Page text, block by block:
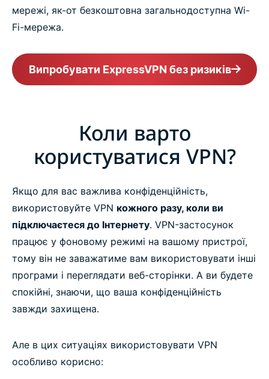
мережі, як-от безкоштовна загальнодоступна Wi-
Fi-мережа.
Випробувати ExpressVPN без ризиків
Коли варто
користуватися VPN?
Якщо для вас важлива конфіденційність,
використовуйте VPN кожного разу, коли ви
підключаєтеся до Інтернету. VPN-застосунок
працює у фоновому режимі на вашому пристрої,
тому він не заважатиме вам використовувати інші
програми і переглядати веб-сторінки. А ви будете
спокійні, знаючи, що ваша конфіденційність
завжди захищена.
Але в цих ситуаціях використовувати VPN
особливо корисно: